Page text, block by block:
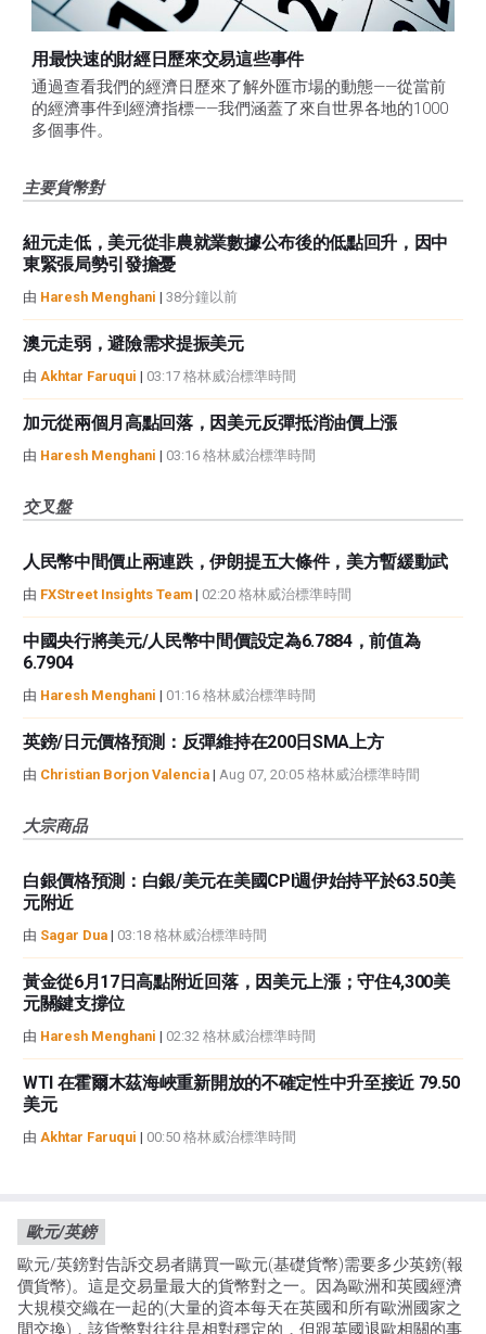
用最快速的財經日歷來交易這些事件
通過查看我們的經濟日歷來了解外匯市場的動態——從當前
的經濟事件到經濟指標——我們涵蓋了來自世界各地的1000
多個事件。
主要貨幣對
紐元走低，美元從非農就業數據公布後的低點回升，因中
東緊張局勢引發擔憂
由 Haresh Menghani | 38分鐘以前
澳元走弱，避險需求提振美元
由 Akhtar Faruqui | 03:17 格林威治標準時間
加元從兩個月高點回落，因美元反彈抵消油價上漲
由 Haresh Menghani | 03:16 格林威治標準時間
交叉盤
人民幣中間價止兩連跌，伊朗提五大條件，美方暫緩動武
由 FXStreet Insights Team | 02:20 格林威治標準時間
中國央行將美元/人民幣中間價設定為6.7884，前值為
6.7904
由 Haresh Menghani | 01:16 格林威治標準時間
英鎊/日元價格預測：反彈維持在200日SMA上方
由 Christian Borjon Valencia | Aug 07, 20:05 格林威治標準時間
大宗商品
白銀價格預測：白銀/美元在美國CPI週伊始持平於63.50美
元附近
由 Sagar Dua | 03:18 格林威治標準時間
黃金從6月17日高點附近回落，因美元上漲；守住4,300美
元關鍵支撐位
由 Haresh Menghani | 02:32 格林威治標準時間
WTI 在霍爾木茲海峽重新開放的不確定性中升至接近 79.50
美元
由 Akhtar Faruqui | 00:50 格林威治標準時間
歐元/英鎊
歐元/英鎊對告訴交易者購買一歐元(基礎貨幣)需要多少英鎊(報
價貨幣)。這是交易量最大的貨幣對之一。因為歐洲和英國經濟
大規模交織在一起的(大量的資本每天在英國和所有歐洲國家之
間交換)，該貨幣對往往是相對穩定的，但跟英國退歐相關的事